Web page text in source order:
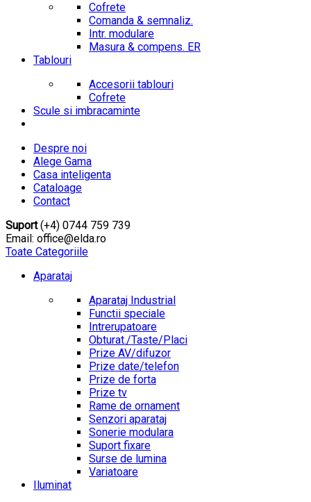
Cofrete
Comanda & semnaliz.
Intr. modulare
Masura & compens. ER
Tablouri
Accesorii tablouri
Cofrete
Scule si imbracaminte
Despre noi
Alege Gama
Casa inteligenta
Cataloage
Contact
Suport(+4) 0744 759 739
Email: office@elda.ro
Toate Categoriile
Aparataj
Aparataj Industrial
Functii speciale
Intrerupatoare
Obturat./Taste/Placi
Prize AV/difuzor
Prize date/telefon
Prize de forta
Prize tv
Rame de ornament
Senzori aparataj
Sonerie modulara
Suport fixare
Surse de lumina
Variatoare
Iluminat